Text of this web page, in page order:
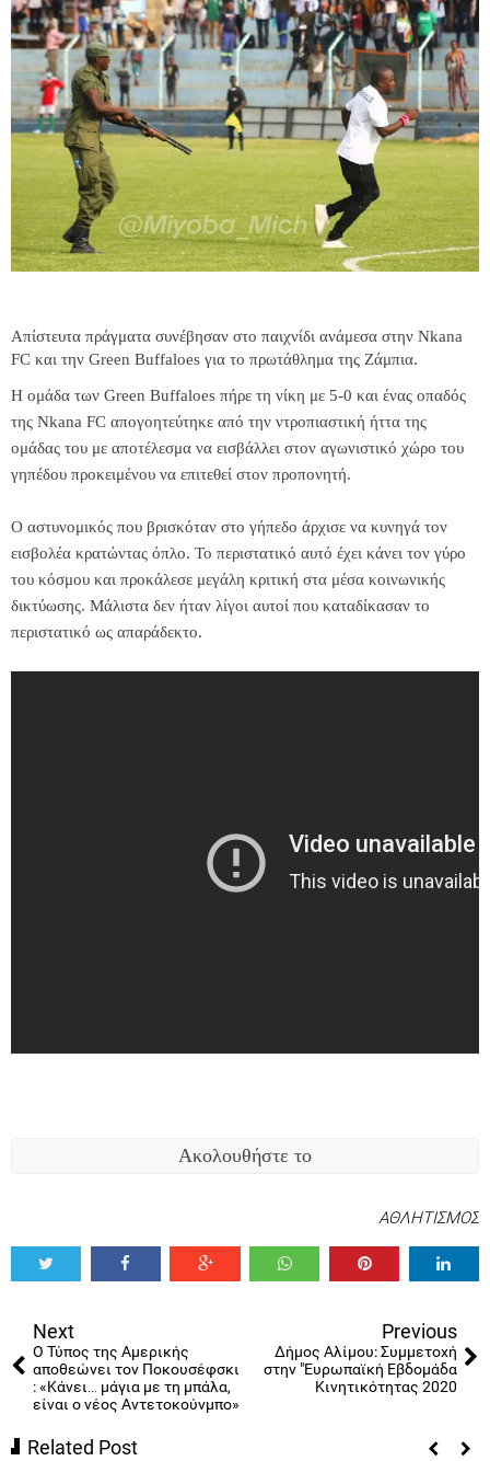
Απίστευτα πράγματα συνέβησαν στο παιχνίδι ανάμεσα στην Nkana
FC και την Green Buffaloes για το πρωτάθλημα της Ζάμπια.
Η ομάδα των Green Buffaloes πήρε τη νίκη με 5-0 και ένας οπαδός
της Nkana FC απογοητεύτηκε από την ντροπιαστική ήττα της
ομάδας του με αποτέλεσμα να εισβάλλει στον αγωνιστικό χώρο του
γηπέδου προκειμένου να επιτεθεί στον προπονητή.
Ο αστυνομικός που βρισκόταν στο γήπεδο άρχισε να κυνηγά τον
εισβολέα κρατώντας όπλο. Το περιστατικό αυτό έχει κάνει τον γύρο
του κόσμου και προκάλεσε μεγάλη κριτική στα μέσα κοινωνικής
δικτύωσης. Μάλιστα δεν ήταν λίγοι αυτοί που καταδίκασαν το
περιστατικό ως απαράδεκτο.
Ακολουθήστε το
ΑΘΛΗΤΙΣΜΟΣ
Next
Ο Τύπος της Αμερικής
αποθεώνει τον Ποκουσέφσκι
: «Κάνει… μάγια με τη μπάλα,
είναι ο νέος Αντετοκούνμπο»
Previous
Δήμος Αλίμου: Συμμετοχή
στην "Ευρωπαϊκή Εβδομάδα
Κινητικότητας 2020
Related Post